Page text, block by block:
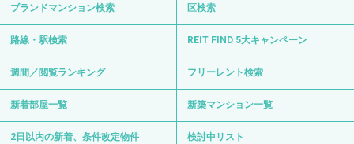
ブランドマンション検索 区検索
路線・駅検索 REIT FIND 5大キャンペーン
週間／閲覧ランキング フリーレント検索
新着部屋一覧 新築マンション一覧
2日以内の新着、条件改定物件 検討中リスト